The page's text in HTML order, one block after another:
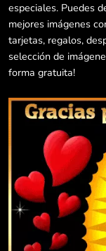
especiales. Puedes
mejores imágenes
tarjetas, regalos,
selección de
forma gratuita!